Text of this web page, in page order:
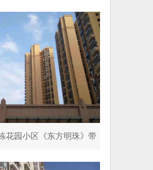
名著》商品房同
花园小区《东方明珠》带
车场 超五星标准